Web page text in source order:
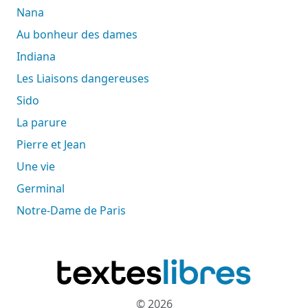
Nana
Au bonheur des dames
Indiana
Les Liaisons dangereuses
Sido
La parure
Pierre et Jean
Une vie
Germinal
Notre-Dame de Paris
© 2026